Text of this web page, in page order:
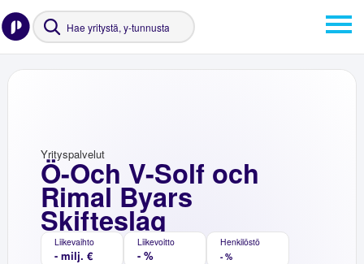
Ö-Och V-Solf och
Rimal Byars
Skifteslag
Yrityspalvelut
Liikevaihto
- milj. €
Liikevoitto
- %
Henkilöstö
- %